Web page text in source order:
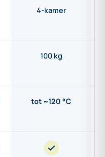
4-kamer
100 kg
tot ~120 °C